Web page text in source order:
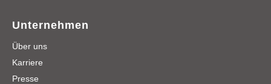
Unternehmen
Über uns
Karriere
Presse